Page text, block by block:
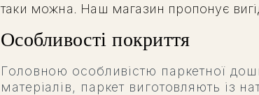
таки можна. Наш магазин пропонує
Особливості покриття
Головною особливістю паркетної
матеріалів, паркет виготовляють із